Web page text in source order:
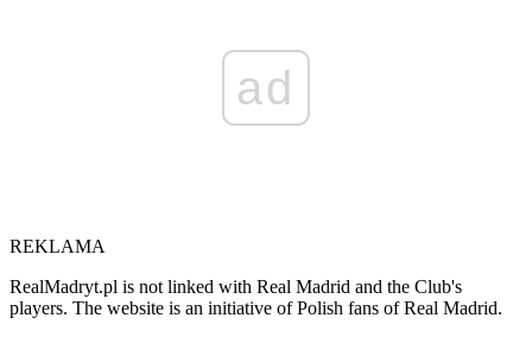
ad
REKLAMA
RealMadryt.pl is not linked with Real Madrid and the Club's
players. The website is an initiative of Polish fans of Real Madrid.